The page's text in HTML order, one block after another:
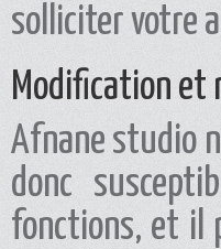
solliciter votre
Modification et
Afnane studio
donc
fonctions, et il